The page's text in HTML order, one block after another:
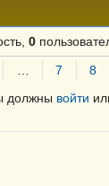
0
7 8
должны войти